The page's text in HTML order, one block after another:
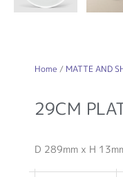
Home / MATTE AND
29CM
D 289mm x H